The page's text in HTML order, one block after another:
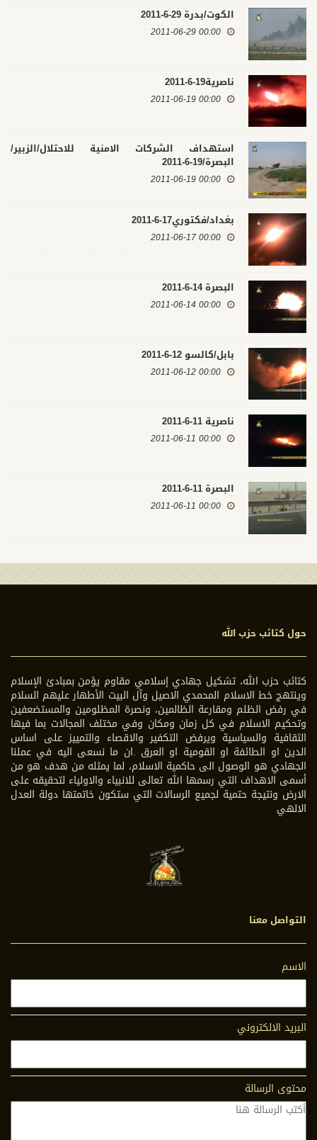
الكوت/بدرة 29-6-2011
00:00 2011-06-29
ناصرية19-6-2011
00:00 2011-06-19
استهداف الشركات الامنية للاحتلال/الزبير/
البصرة/19-6-2011
00:00 2011-06-19
بغداد/فكتوري17-6-2011
00:00 2011-06-17
البصرة 14-6-2011
00:00 2011-06-14
بابل/كالسو 12-6-2011
00:00 2011-06-12
ناصرية 11-6-2011
00:00 2011-06-11
البصرة 11-6-2011
00:00 2011-06-11
حول كتائب حزب الله
كتائب حزب الله، تشكيل جهادي إسلامي مقاوم يؤمن بمبادئ الإسلام
وينتهج خط الاسلام المحمدي الاصيل وآل البيت الأطهار عليهم السلام
في رفض الظلم ومقارعة الظالمين، ونصرة المظلومين والمستضعفين
وتحكيم الاسلام في كل زمان ومكان وفي مختلف المجالات بما فيها
الثقافية والسياسية ويرفض التكفير والاقصاء والتمييز على اساس
الدين او الطائفة او القومية او العرق .ان ما نسعى اليه في عملنا
الجهادي هو الوصول الى حاكمية الاسلام، لما يمثله من هدف هو من
أسمى الاهداف التي رسمها الله تعالى للانبياء والاولياء لتحقيقه على
الارض ونتيجة حتمية لجميع الرسالات التي ستكون خاتمتها دولة العدل
الالهي
التواصل معنا
الاسم
البريد الالكتروني
محتوى الرسالة